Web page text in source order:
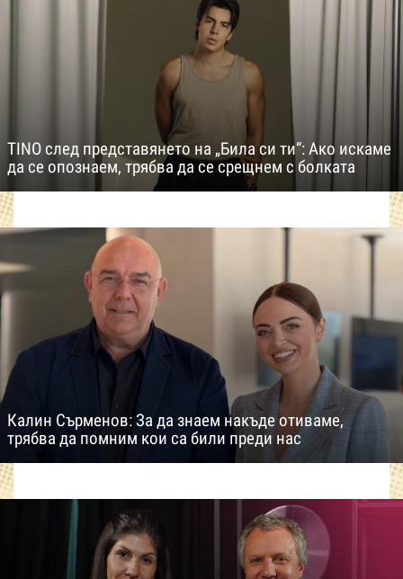
TINO след представянето на „Била си ти“: Ако искаме
да се опознаем, трябва да се срещнем с болката
Калин Сърменов: За да знаем накъде отиваме,
трябва да помним кои са били преди нас